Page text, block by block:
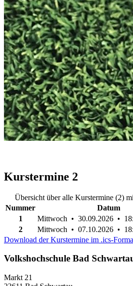
Kurstermine 2
Übersicht über alle Kurstermine (2)
Nummer
Datum
1
Mittwoch • 30.09.2026 •
2
Mittwoch • 07.10.2026 •
Download der Kurstermine im .ics-
Volkshochschule Bad
Markt 21